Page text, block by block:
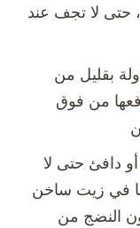
حتى لا تجف عند
بقليل من
من فوق
دافئ حتى لا
في زيت ساخن
النضج من